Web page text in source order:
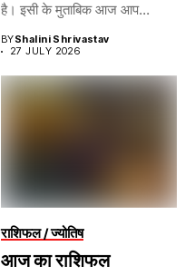
है। इसी के मुताबिक आज आप...
BYShalini Shrivastav
27 JULY 2026
राशिफल / ज्योतिष
आज का राशिफल